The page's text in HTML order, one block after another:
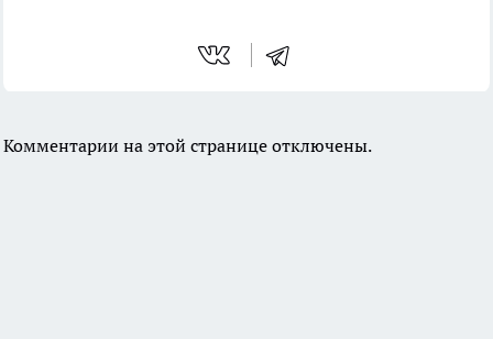
Комментарии на этой странице отключены.